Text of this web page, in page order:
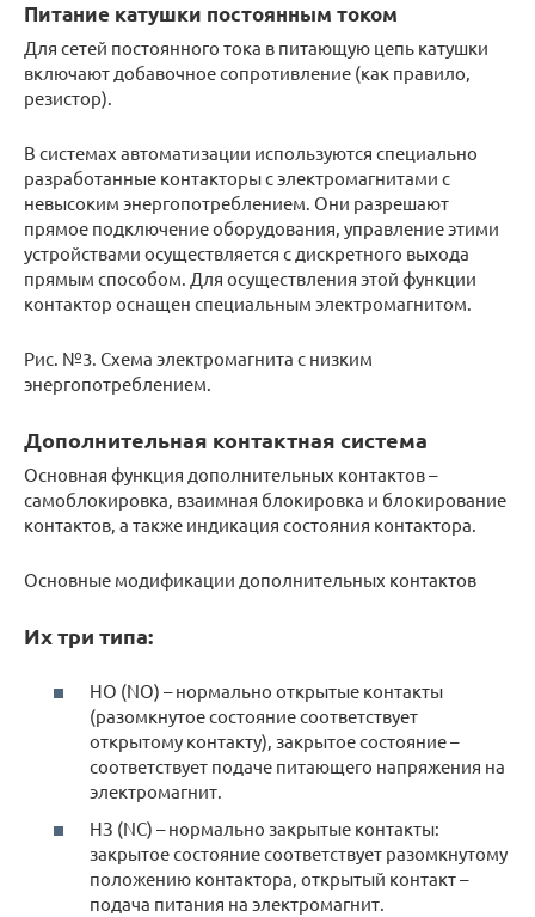
Питание катушки постоянным током
Для сетей постоянного тока в питающую цепь катушки
включают добавочное сопротивление (как правило,
резистор).
В системах автоматизации используются специально
разработанные контакторы с электромагнитами с
невысоким энергопотреблением. Они разрешают
прямое подключение оборудования, управление этими
устройствами осуществляется с дискретного выхода
прямым способом. Для осуществления этой функции
контактор оснащен специальным электромагнитом.
Рис. №3. Схема электромагнита с низким
энергопотреблением.
Дополнительная контактная система
Основная функция дополнительных контактов –
самоблокировка, взаимная блокировка и блокирование
контактов, а также индикация состояния контактора.
Основные модификации дополнительных контактов
Их три типа:
НО (NO) – нормально открытые контакты
(разомкнутое состояние соответствует
открытому контакту), закрытое состояние –
соответствует подаче питающего напряжения на
электромагнит.
НЗ (NC) – нормально закрытые контакты:
закрытое состояние соответствует разомкнутому
положению контактора, открытый контакт –
подача питания на электромагнит.